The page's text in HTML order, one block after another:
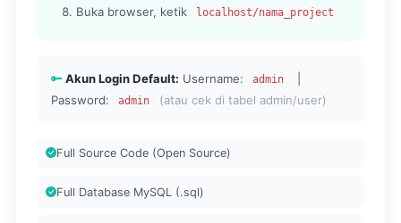
Buka browser, ketik localhost/nama_project
Akun Login Default: Username: admin
Password:
admin (atau cek di tabel admin/user)
Full Source Code (Open Source)
Full Database MySQL (.sql)